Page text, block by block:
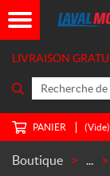
LIVRAISON
PANIER (Vide)
Boutique ...
M
A
R
Q
U
Icon